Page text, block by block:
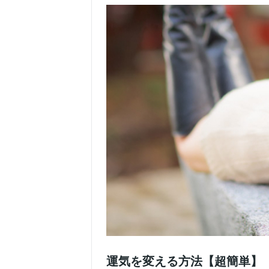
運気を変える方法【超簡単】